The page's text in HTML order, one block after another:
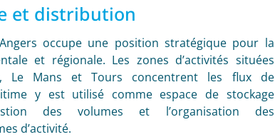
et distribution
occupe une position stratégique pour la
et régionale. Les zones d’activités situées
Le Mans et Tours concentrent les flux de
y est utilisé comme espace de stockage
des volumes et l’organisation des
d’activité.